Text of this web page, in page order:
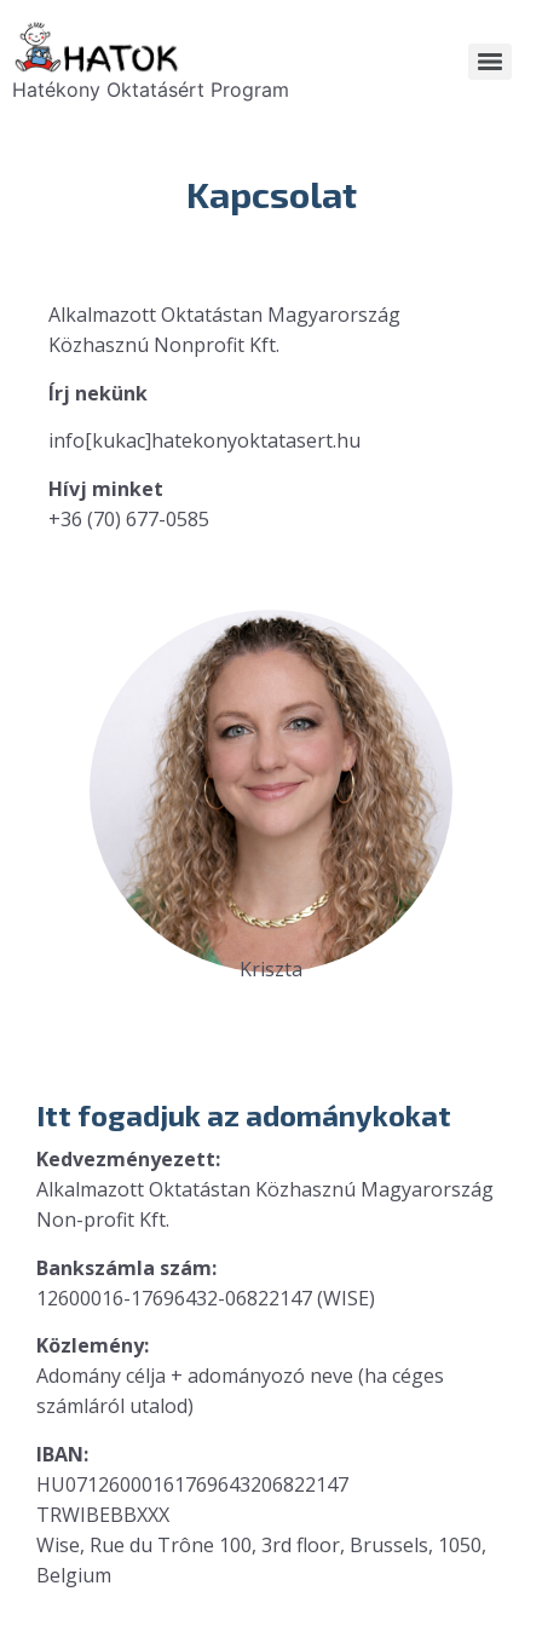
Hatékony Oktatásért Program
Kapcsolat
Alkalmazott Oktatástan Magyarország
Közhasznú Nonprofit Kft.
Írj nekünk
info[kukac]hatekonyoktatasert.hu
Hívj minket
+36 (70) 677-0585
Kriszta
Itt fogadjuk az adománykokat
Kedvezményezett:
Alkalmazott Oktatástan Közhasznú Magyarország
Non-profit Kft.
Bankszámla szám:
12600016-17696432-06822147 (WISE)
Közlemény:
Adomány célja + adományozó neve (ha céges
számláról utalod)
IBAN:
HU07126000161769643206822147
TRWIBEBBXXX
Wise, Rue du Trône 100, 3rd floor, Brussels, 1050,
Belgium